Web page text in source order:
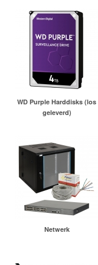
WD Purple Harddisks (los
geleverd)
Netwerk